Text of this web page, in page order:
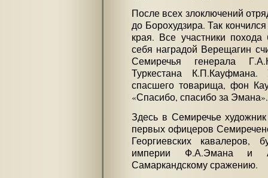
После всех злоключений
до Борохудзира. Так
края. Все участники
себя наградой Верещагин
Семиречья генерала
Туркестана
спасшего товарища, фон
«Спасибо, спасибо за Эмана».
Здесь в Семиречье
первых офицеров
Георгиевских кавалеров,
империи Ф.А.Эмана и
Самаркандскому сражению.